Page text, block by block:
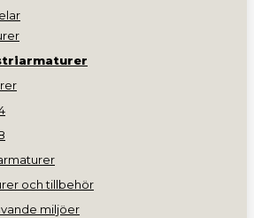
och tillbehör
miljöer